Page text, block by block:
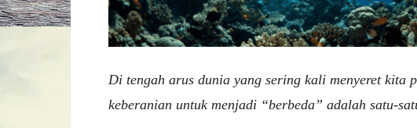
Di tengah arus dunia yang sering kali menyeret kita
keberanian untuk menjadi “berbeda” adalah satu-